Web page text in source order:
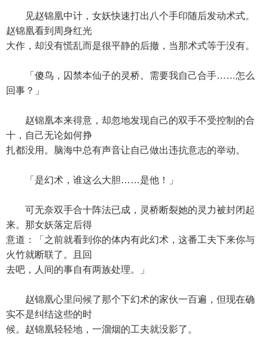
见赵锦凰中计，女妖快速打出八个手印随后发动术式。
赵锦凰看到周身红光
大作，却没有慌乱而是很平静的后撤，当那术式等于没有。
「傻鸟，囚禁本仙子的灵桥。需要我自己合手……怎么
回事？」
赵锦凰本来得意，却忽地发现自己的双手不受控制的合
十，自己无论如何挣
扎都没用。脑海中总有声音让自己做出违抗意志的举动。
「是幻术，谁这么大胆……是他！」
可无奈双手合十阵法已成，灵桥断裂她的灵力被封闭起
来。那女妖落定后得
意道：「之前就看到你的体内有此幻术，这番工夫下来你与
火竹就断联了。且回
去吧，人间的事自有两族处理。」
赵锦凰心里问候了那个下幻术的家伙一百遍，但现在确
实不是纠结这些的时
候。赵锦凰轻轻地，一溜烟的工夫就没影了。